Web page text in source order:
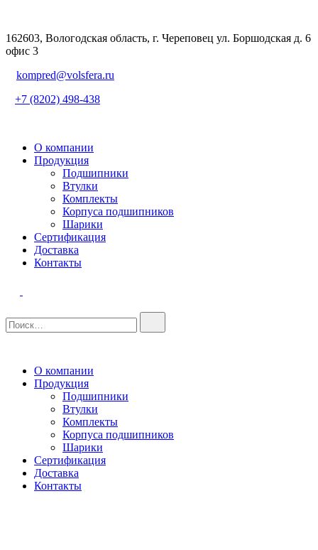
162603, Вологодская область, г. Череповец ул. Боршодская д. 6
офис 3
kompred@volsfera.ru
+7 (8202) 498-438
О компании
Продукция
Подшипники
Втулки
Комплекты
Корпуса подшипников
Шарики
Сертификация
Доставка
Контакты
О компании
Продукция
Подшипники
Втулки
Комплекты
Корпуса подшипников
Шарики
Сертификация
Доставка
Контакты